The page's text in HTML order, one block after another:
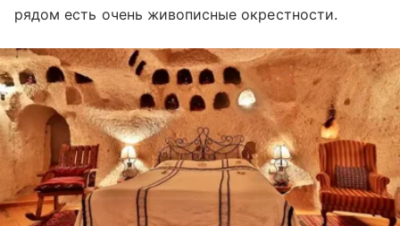
рядом есть очень живописные окрестности.